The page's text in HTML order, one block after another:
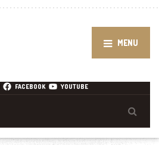
MENU
FACEBOOK YOUTUBE